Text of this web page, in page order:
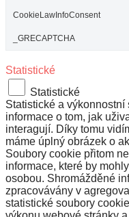
CookieLawInfoConsent
_GRECAPTCHA
Statistické
Statistické
Statistické a
informace o tom, jak
interagují. Díky tomu
máme úplný obrázek o
Soubory cookie přitom
informace, které by
osobou. Shromážděné
zpracovávány v
statistické soubory